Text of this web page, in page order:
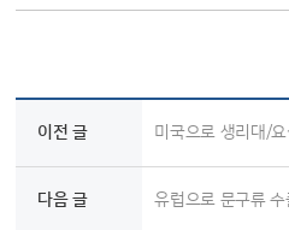
이전 글 미국으로 생리대/
다음 글 유럽으로 문구류 수